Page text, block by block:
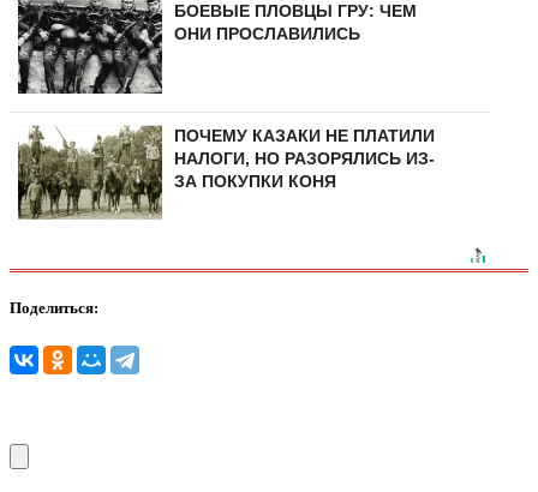
БОЕВЫЕ ПЛОВЦЫ ГРУ: ЧЕМ
ОНИ ПРОСЛАВИЛИСЬ
ПОЧЕМУ КАЗАКИ НЕ ПЛАТИЛИ
НАЛОГИ, НО РАЗОРЯЛИСЬ ИЗ-
ЗА ПОКУПКИ КОНЯ
Поделиться: